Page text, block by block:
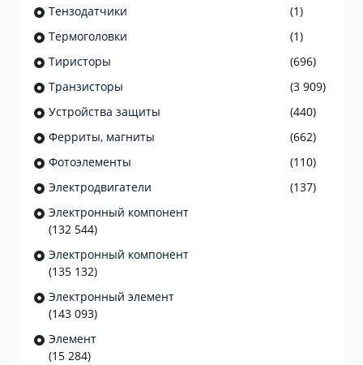
Тензодатчики
(1)
Термоголовки
(1)
Тиристоры
(696)
Транзисторы
(3 909)
Устройства защиты
(440)
Ферриты, магниты
(662)
Фотоэлементы
(110)
Электродвигатели
(137)
Электронный компонент
(132 544)
Электронный компонент
(135 132)
Электронный элемент
(143 093)
Элемент
(15 284)